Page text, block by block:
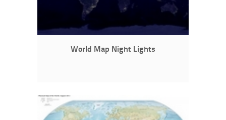
World Map Night Lights